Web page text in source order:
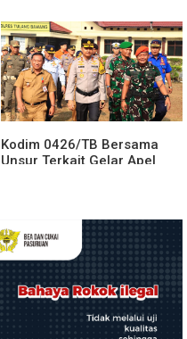
CSR Award 2026, Bukti
Nyata Komitmen
Keberlanjutan
Kodim 0426/TB Bersama
Unsur Terkait Gelar Apel